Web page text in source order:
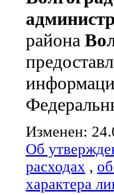
района
Изменен:
Об
расходах ,
характера